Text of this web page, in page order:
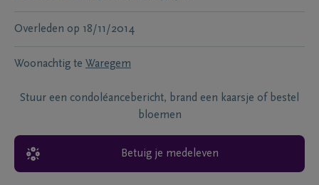
Overleden op 18/11/2014
Woonachtig te Waregem
Stuur een condoléancebericht, brand een kaarsje of bestel
bloemen
Betuig je medeleven